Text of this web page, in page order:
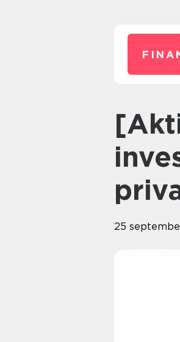
[Aktier med utdelning – En
25